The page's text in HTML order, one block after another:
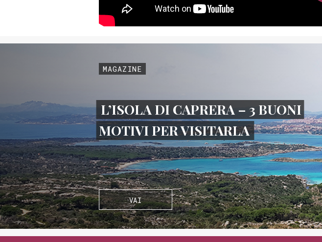
MAGAZINE
L’ISOLA DI CAPRERA – 3 BUONI
MOTIVI PER VISITARLA
VAI